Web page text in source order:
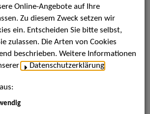
als PDF speichern
legen
Online-Angebote auf Ihre
Zu diesem Zweck setzen wir
ein. Entscheiden Sie bitte selbst,
zulassen. Die Arten von Cookies
beschrieben. Weitere Informationen
Datenschutzerklärung